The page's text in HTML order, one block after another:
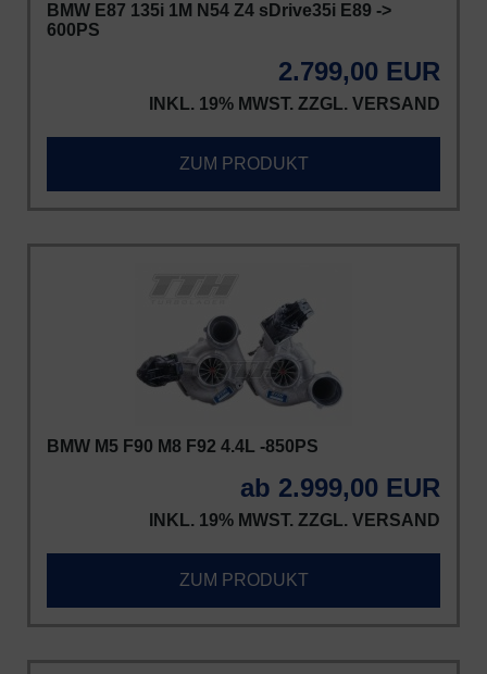
BMW E87 135i 1M N54 Z4 sDrive35i E89 ->
600PS
2.799,00 EUR
INKL. 19% MWST. ZZGL. VERSAND
ZUM PRODUKT
BMW M5 F90 M8 F92 4.4L -850PS
ab 2.999,00 EUR
INKL. 19% MWST. ZZGL. VERSAND
ZUM PRODUKT